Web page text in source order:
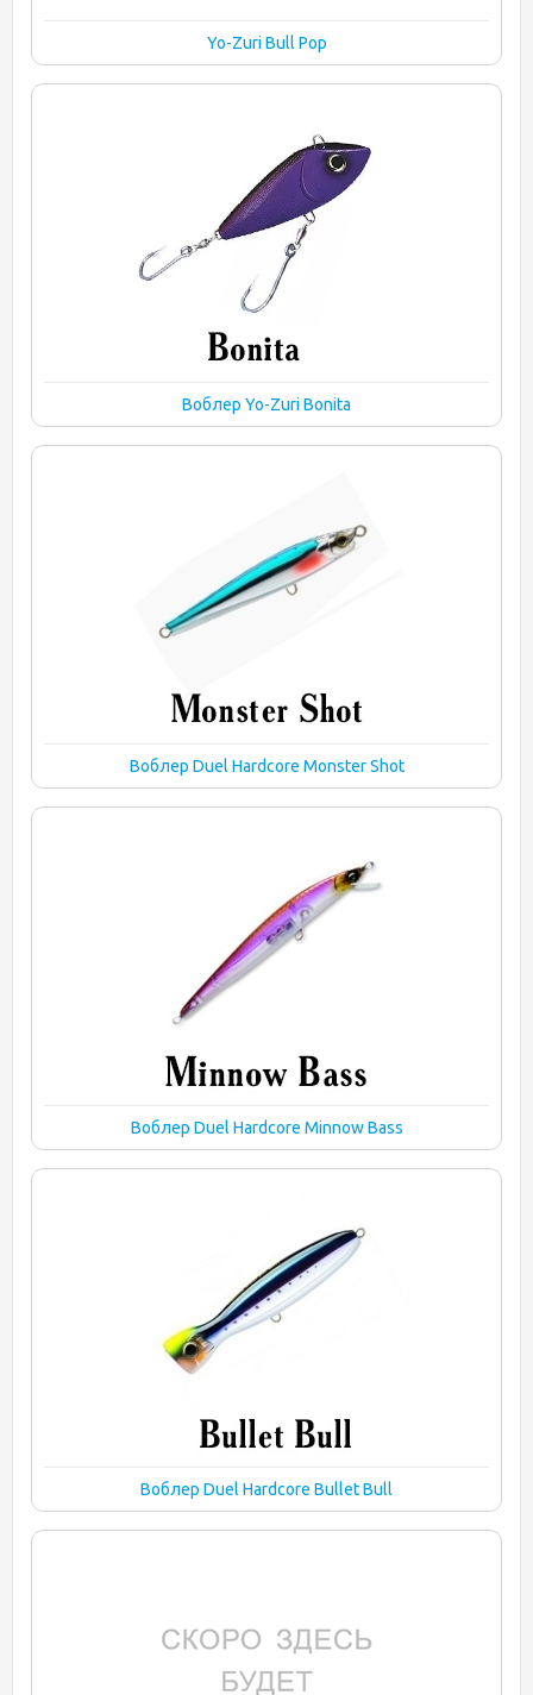
Yo-Zuri Bull Pop
Воблер Yo-Zuri Bonita
Воблер Duel Hardcore Monster Shot
Воблер Duel Hardcore Minnow Bass
Воблер Duel Hardcore Bullet Bull